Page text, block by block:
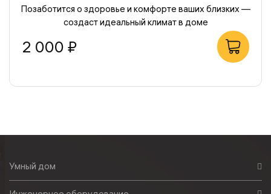
Позаботится о здоровье и комфорте ваших близких —
создаст идеальный климат в доме
2 000 ₽ В корзину
Умный дом